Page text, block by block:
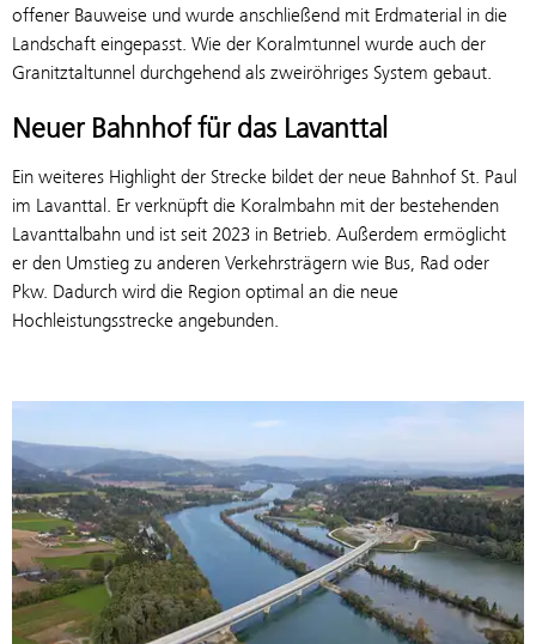
offener Bauweise und wurde anschließend mit Erdmaterial in die
Landschaft eingepasst. Wie der Koralmtunnel wurde auch der
Granitztaltunnel durchgehend als zweiröhriges System gebaut.
Neuer Bahnhof für das Lavanttal
Ein weiteres Highlight der Strecke bildet der neue Bahnhof St. Paul
im Lavanttal. Er verknüpft die Koralmbahn mit der bestehenden
Lavanttalbahn und ist seit 2023 in Betrieb. Außerdem ermöglicht
er den Umstieg zu anderen Verkehrsträgern wie Bus, Rad oder
Pkw. Dadurch wird die Region optimal an die neue
Hochleistungsstrecke angebunden.